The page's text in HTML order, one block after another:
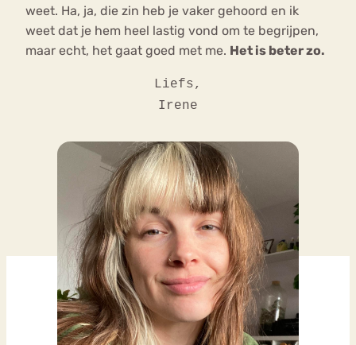
weet. Ha, ja, die zin heb je vaker gehoord en ik
weet dat je hem heel lastig vond om te begrijpen,
maar echt, het gaat goed met me. Het is beter zo.
Liefs,
Irene